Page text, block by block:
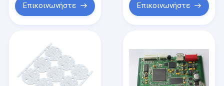
Επικοινωνήστε Επικοινωνήστε